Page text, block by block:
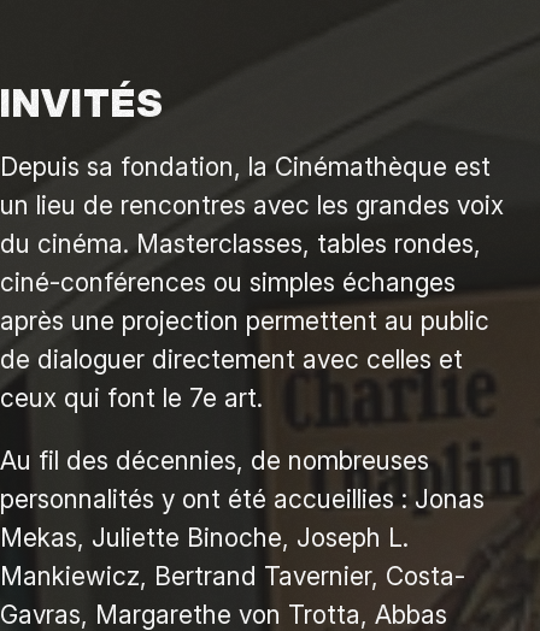
INVITÉS
Depuis sa fondation, la Cinémathèque est
un lieu de rencontres avec les grandes voix
du cinéma. Masterclasses, tables rondes,
ciné-conférences ou simples échanges
après une projection permettent au public
de dialoguer directement avec celles et
ceux qui font le 7e art.
Au fil des décennies, de nombreuses
personnalités y ont été accueillies : Jonas
Mekas, Juliette Binoche, Joseph L.
Mankiewicz, Bertrand Tavernier, Costa-
Gavras, Margarethe von Trotta, Abbas